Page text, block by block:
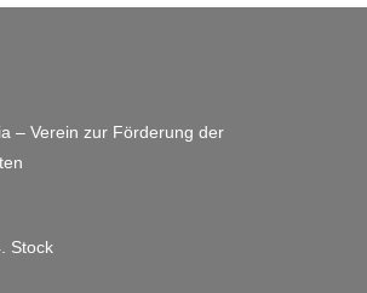
– Verein zur Förderung der
Stock